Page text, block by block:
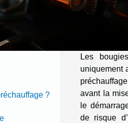
?
Les
uniquement
avant la
le
de risque